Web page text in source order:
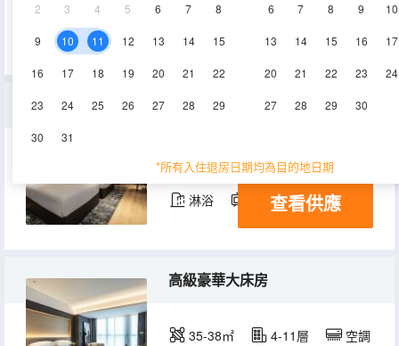
2 3 4 5 6 7 8
9 10 11 12 13 14 15
16 17 18 19 20 21 22
23 24 25 26 27 28 29
30 31
6 7 8 9 10
13 14 15 16 17
20 21 22 23 24
27 28 29 30
*所有入住退房日期均為目的地日期
標準精緻雙床房
30-33㎡ 4-11層
淋浴 電視機
查看供應
高級豪華大床房
35-38㎡ 4-11層 空調